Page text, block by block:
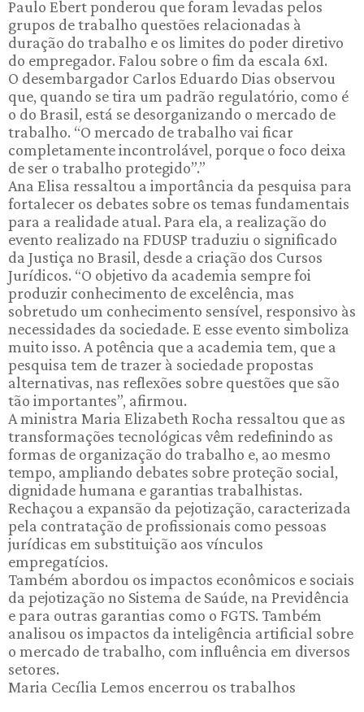
Paulo Ebert ponderou que foram levadas pelos
grupos de trabalho questões relacionadas à
duração do trabalho e os limites do poder diretivo
do empregador. Falou sobre o fim da escala 6x1.
O desembargador Carlos Eduardo Dias observou
que, quando se tira um padrão regulatório, como é
o do Brasil, está se desorganizando o mercado de
trabalho. “O mercado de trabalho vai ficar
completamente incontrolável, porque o foco deixa
de ser o trabalho protegido”.”
Ana Elisa ressaltou a importância da pesquisa para
fortalecer os debates sobre os temas fundamentais
para a realidade atual. Para ela, a realização do
evento realizado na FDUSP traduziu o significado
da Justiça no Brasil, desde a criação dos Cursos
Jurídicos. “O objetivo da academia sempre foi
produzir conhecimento de excelência, mas
sobretudo um conhecimento sensível, responsivo às
necessidades da sociedade. E esse evento simboliza
muito isso. A potência que a academia tem, que a
pesquisa tem de trazer à sociedade propostas
alternativas, nas reflexões sobre questões que são
tão importantes”, afirmou.
A ministra Maria Elizabeth Rocha ressaltou que as
transformações tecnológicas vêm redefinindo as
formas de organização do trabalho e, ao mesmo
tempo, ampliando debates sobre proteção social,
dignidade humana e garantias trabalhistas.
Rechaçou a expansão da pejotização, caracterizada
pela contratação de profissionais como pessoas
jurídicas em substituição aos vínculos
empregatícios.
Também abordou os impactos econômicos e sociais
da pejotização no Sistema de Saúde, na Previdência
e para outras garantias como o FGTS. Também
analisou os impactos da inteligência artificial sobre
o mercado de trabalho, com influência em diversos
setores.
Maria Cecília Lemos encerrou os trabalhos